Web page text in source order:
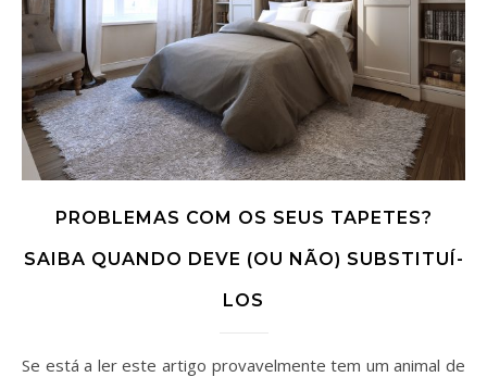
PROBLEMAS COM OS SEUS TAPETES?
SAIBA QUANDO DEVE (OU NÃO) SUBSTITUÍ-
LOS
Se está a ler este artigo provavelmente tem um animal de